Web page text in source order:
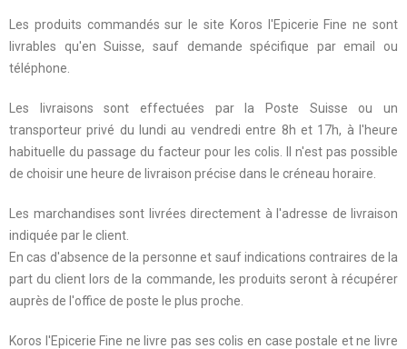
Les produits commandés sur le site Koros l'Epicerie Fine ne sont
livrables qu'en Suisse, sauf demande spécifique par email ou
téléphone.
Les livraisons sont effectuées par la Poste Suisse ou un
transporteur privé du lundi au vendredi entre 8h et 17h, à l'heure
habituelle du passage du facteur pour les colis. Il n'est pas possible
de choisir une heure de livraison précise dans le créneau horaire.
Les marchandises sont livrées directement à l'adresse de livraison
indiquée par le client.
En cas d'absence de la personne et sauf indications contraires de la
part du client lors de la commande, les produits seront à récupérer
auprès de l'office de poste le plus proche.
Koros l'Epicerie Fine ne livre pas ses colis en case postale et ne livre